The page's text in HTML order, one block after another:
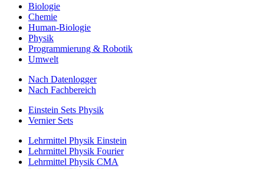
Biologie
Chemie
Human-Biologie
Physik
Programmierung & Robotik
Umwelt
Nach Datenlogger
Nach Fachbereich
Einstein Sets Physik
Vernier Sets
Lehrmittel Physik Einstein
Lehrmittel Physik Fourier
Lehrmittel Physik CMA